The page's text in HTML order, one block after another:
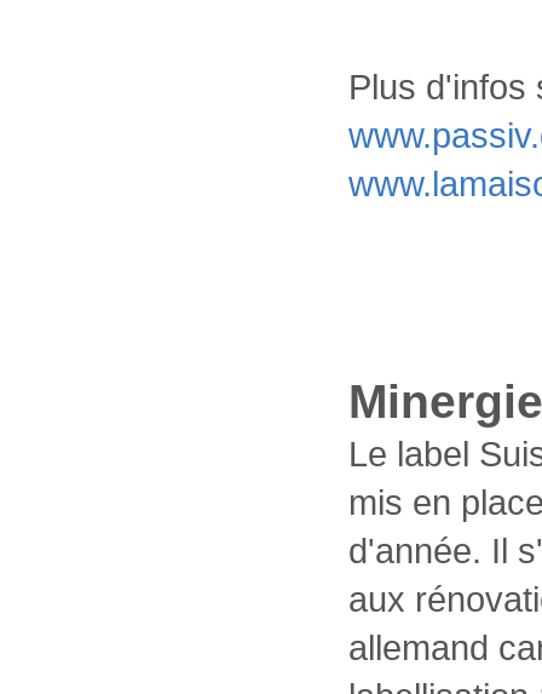
Plus d'infos
Minergie
Le label
mis en
d'année. Il
aux
allemand